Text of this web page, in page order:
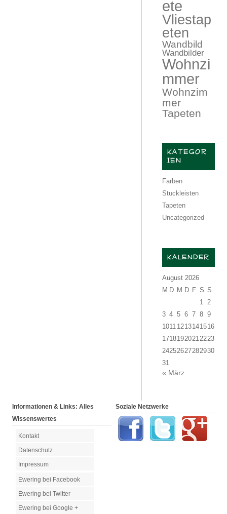
ete
Vliestap
eten
Wandbild
Wandbilder
Wohnzi
mmer
Wohnzim
mer
Tapeten
KATEGOR
IEN
Farben
Stuckleisten
Tapeten
Uncategorized
KALENDER
August 2026
M D M D F S S
1
2
3 4 5 6 7 8 9
1011 1213141516
1718192021 2223
24252627282930
31
« März
Informationen & Links: Alles
Wissenswertes
Kontakt
Datenschutz
Impressum
Ewering bei Facebook
Ewering bei Twitter
Ewering bei Google +
Soziale Netzwerke